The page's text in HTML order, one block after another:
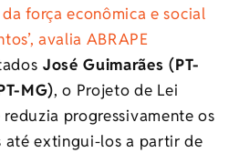
força econômica e social
avalia ABRAPE
José Guimarães (PT-
MG), o Projeto de Lei
progressivamente os
extingui-los a partir de